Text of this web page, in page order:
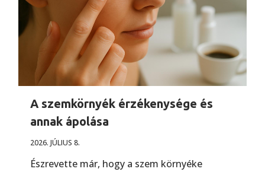
A szemkörnyék érzékenysége és
annak ápolása
2026. JÚLIUS 8.
Észrevette már, hogy a szem környéke